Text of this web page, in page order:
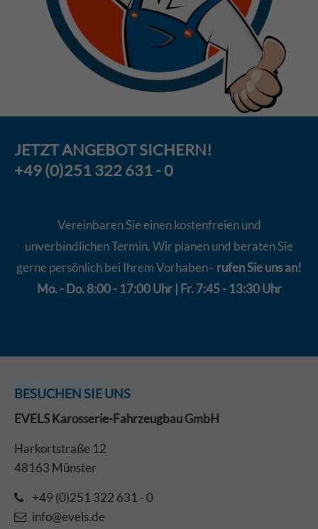
JETZTANGEBOTSICHERN!
+49 (0)251 322 631 - 0
Vereinbaren Sie einen kostenfreien und
unverbindlichen Termin. Wir planen und beraten Sie
gerne persönlich bei Ihrem Vorhaben– rufen Sie uns an!
Mo. - Do. 8:00 - 17:00 Uhr | Fr. 7:45 - 13:30 Uhr
BESUCHEN SIE UNS
EVELS Karosserie-Fahrzeugbau GmbH
Harkortstraße 12
48163 Münster
+49 (0)251 322 631 - 0
info@evels.de